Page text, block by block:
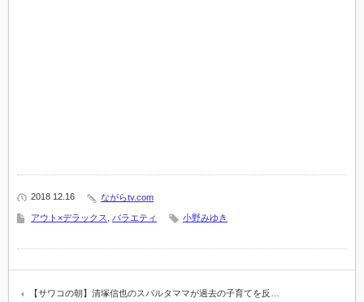
2018 12.16 ながらtv.com
アウト×デラックス バラエティ 小野みゆき
【サワコの朝】清塚信也のスパルタママが過去の子育てを反…